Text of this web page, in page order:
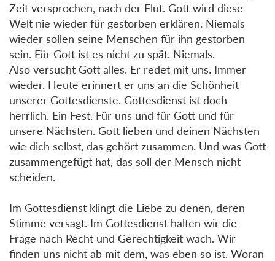
Zeit versprochen, nach der Flut. Gott wird diese
Welt nie wieder für gestorben erklären. Niemals
wieder sollen seine Menschen für ihn gestorben
sein. Für Gott ist es nicht zu spät. Niemals.
Also versucht Gott alles. Er redet mit uns. Immer
wieder. Heute erinnert er uns an die Schönheit
unserer Gottesdienste. Gottesdienst ist doch
herrlich. Ein Fest. Für uns und für Gott und für
unsere Nächsten. Gott lieben und deinen Nächsten
wie dich selbst, das gehört zusammen. Und was Gott
zusammengefügt hat, das soll der Mensch nicht
scheiden.
Im Gottesdienst klingt die Liebe zu denen, deren
Stimme versagt. Im Gottesdienst halten wir die
Frage nach Recht und Gerechtigkeit wach. Wir
finden uns nicht ab mit dem, was eben so ist. Woran